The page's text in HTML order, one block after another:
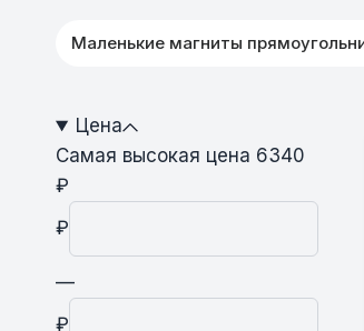
Маленькие магниты
Цена
Самая высокая цена 6340
₽
₽
—
₽